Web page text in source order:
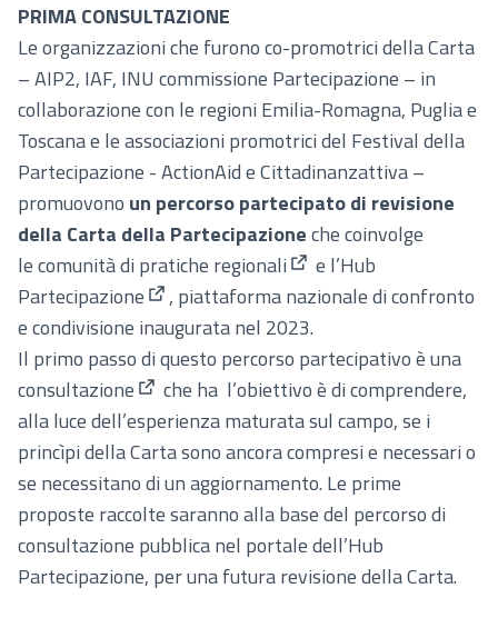
PRIMA CONSULTAZIONE
Le organizzazioni che furono co-promotrici della Carta
– AIP2, IAF, INU commissione Partecipazione – in
collaborazione con le regioni Emilia-Romagna, Puglia e
Toscana e le associazioni promotrici del Festival della
Partecipazione - ActionAid e Cittadinanzattiva –
promuovono un percorso partecipato di revisione
della Carta della Partecipazioneche coinvolge
lecomunità di pratiche regionali
(Apre in una nuova
e l’Hub
Partecipazione
(Collegamento esterno)
, piattaforma nazionale di confronto
e condivisione inaugurata nel 2023.
Il primo passo di questo percorso partecipativo è una
consultazione
(Collegamento esterno)
che ha l’obiettivo è di comprendere,
alla luce dell’esperienza maturata sul campo, se i
princìpi della Carta sono ancora compresi e necessari o
se necessitano di un aggiornamento. Le prime
proposte raccolte saranno alla base del percorso di
consultazione pubblica nel portale dell’Hub
Partecipazione, per una futura revisione della Carta.